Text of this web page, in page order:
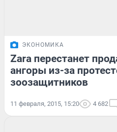
ЭКОНОМИКА
Zara перестанет
ангоры из-за
зоозащитников
11 февраля, 2015, 15:20 4 682